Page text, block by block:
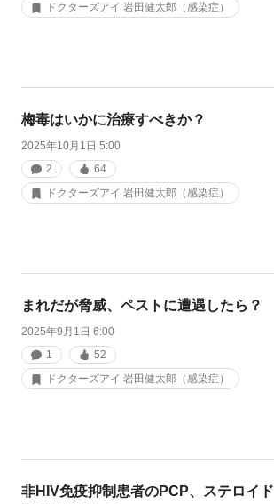
ドクターズアイ 岩田健太郎（感染症）
梅毒はいかに治療すべきか？
2025年10月1日 5:00
2
64
ドクターズアイ 岩田健太郎（感染症）
まれだが脅威、ペストに遭遇したら？
2025年9月1日 6:00
1
52
ドクターズアイ 岩田健太郎（感染症）
非HIV免疫抑制患者のPCP、ステロイド